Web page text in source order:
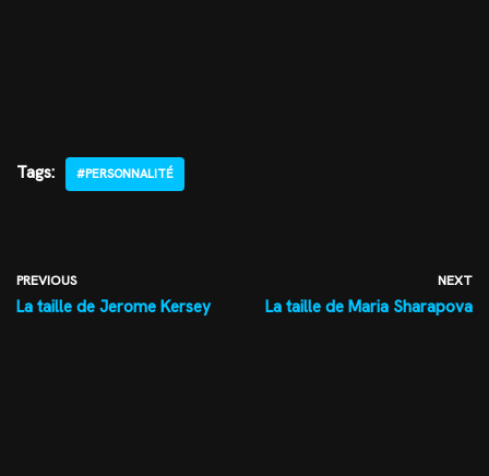
Tags: #PERSONNALITÉ
PREVIOUS
La taille de Jerome Kersey
NEXT
La taille de Maria Sharapova